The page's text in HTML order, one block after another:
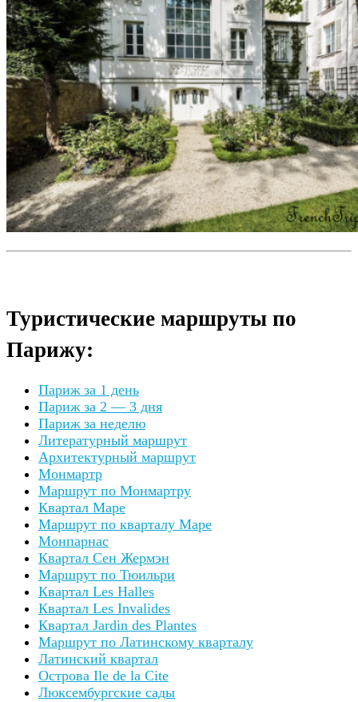
Туристические маршруты по
Парижу:
Париж за 1 день
Париж за 2 — 3 дня
Париж за неделю
Литературный маршрут
Архитектурный маршрут
Монмартр
Маршрут по Монмартру
Квартал Маре
Маршрут по кварталу Маре
Монпарнас
Квартал Сен Жермэн
Маршрут по Тюильри
Квартал Les Halles
Квартал Les Invalides
Квартал Jardin des Plantes
Маршрут по Латинскому кварталу
Латинский квартал
Острова Ile de la Cite
Люксембургские сады